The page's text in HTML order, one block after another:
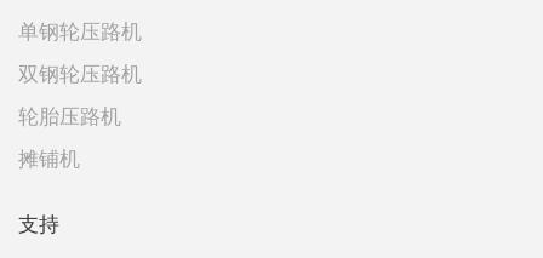
单钢轮压路机
双钢轮压路机
轮胎压路机
摊铺机
支持